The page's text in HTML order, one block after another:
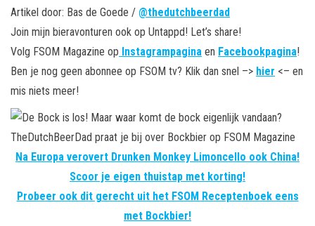
Artikel door: Bas de Goede / @thedutchbeerdad
Join mijn bieravonturen ook op Untappd! Let’s share!
Volg FSOM Magazine op Instagrampagina en Facebookpagina!
Ben je nog geen abonnee op FSOM tv? Klik dan snel –> hier <– en
mis niets meer!
Na Europa verovert Drunken Monkey Limoncello ook China!
Scoor je eigen thuistap met korting!
Probeer ook dit gerecht uit het FSOM Receptenboek eens
met Bockbier!